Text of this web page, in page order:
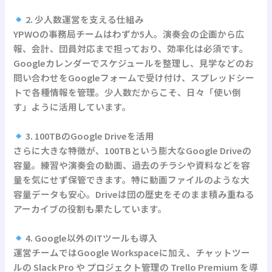
2. 少人数運営を支える仕組み
YPWOの事務局チームはわずか5人。演奏会の企画から広
報、会計、団員対応まで担っており、効率化は必須です。
Googleカレンダーでスケジュールを整理し、見学などのお
問い合わせをGoogleフォームで受け付け、スプレッドシー
トで各種情報を管理。少人数だからこそ、日々「使い倒
す」ように活用しています。
3. 100TBのGoogle Driveを活用
さらに大きな特徴が、100TBという膨大なGoogle Driveの
容量。練習や演奏会の動画、過去のチラシや資料などを容
量を気にせず保管できます。特に動画ファイルのような大
容量データも安心。Driveは団の歴史をそのまま積み重ねる
アーカイブの役割も果たしています。
4. Google以外のITツールも導入
運営チームではGoogle Workspaceに加え、チャットツー
ルの Slack Pro や プロジェクト管理の Trello Premium を導